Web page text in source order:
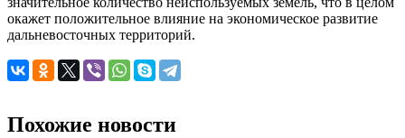
окажет положительное влияние на экономическое развитие
дальневосточных территорий.
Похожие новости